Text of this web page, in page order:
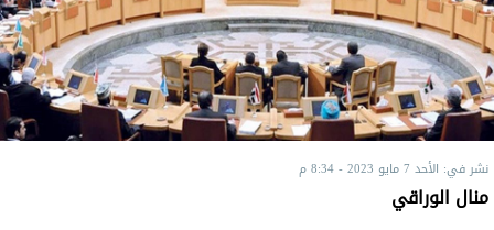
نشر في: الأحد 7 مايو 2023 - 8:34 م
منال الوراقي